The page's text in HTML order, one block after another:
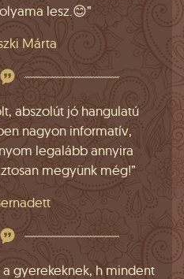
lesz.😊”
Márta
abszolút jó hangulatú
nagyon informatív,
legalább annyira
megyünk még!”
gyerekeknek, h mindent